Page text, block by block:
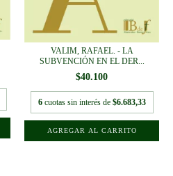
VALIM, RAFAEL. - LA
SUBVENCIÓN EN EL DER...
$40.100
6 cuotas sin interés de $6.683,33